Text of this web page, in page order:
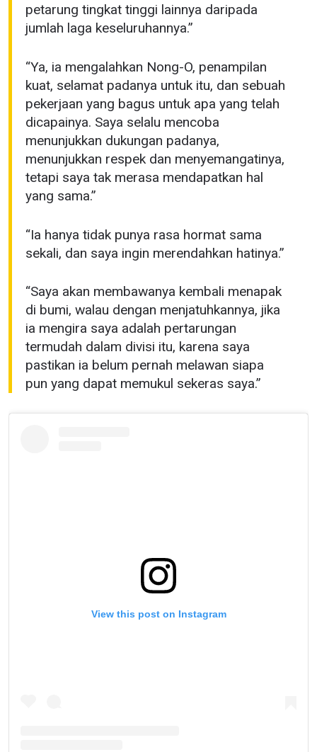
petarung tingkat tinggi lainnya daripada
jumlah laga keseluruhannya.”
“Ya, ia mengalahkan Nong-O, penampilan
kuat, selamat padanya untuk itu, dan sebuah
pekerjaan yang bagus untuk apa yang telah
dicapainya. Saya selalu mencoba
menunjukkan dukungan padanya,
menunjukkan respek dan menyemangatinya,
tetapi saya tak merasa mendapatkan hal
yang sama.”
“Ia hanya tidak punya rasa hormat sama
sekali, dan saya ingin merendahkan hatinya.”
“Saya akan membawanya kembali menapak
di bumi, walau dengan menjatuhkannya, jika
ia mengira saya adalah pertarungan
termudah dalam divisi itu, karena saya
pastikan ia belum pernah melawan siapa
pun yang dapat memukul sekeras saya.”
View this post on Instagram